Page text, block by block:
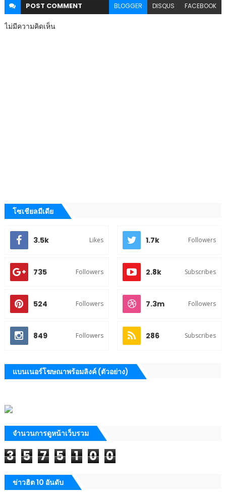
POST COMMENT BLOGGER DISQUS FACEBOOK
ไม่มีความคิดเห็น
โซเชียลมีเดีย
3.5k Likes 1.7k Followers
735 Followers 2.8k Subscribes
524 Followers 7.3m Followers
849 Followers 286 Subscribes
แบนเนอร์โฆษณาพร้อมลิงค์ (ตัวอย่าง)
จำนวนการดูหน้าเว็บรวม
3 5 7 5 1 0 0
ข่าวฮิต 10 อันดับ